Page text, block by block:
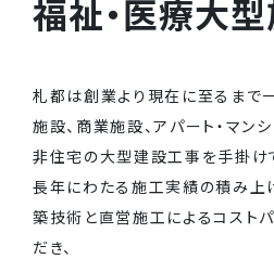
福祉・医療大
札都は創業より現在に至るまで
施設、商業施設、アパート・マン
非住宅の大型建設工事を手掛け
長年にわたる施工実績の積み上
築技術と直営施工によるコスト
だき、